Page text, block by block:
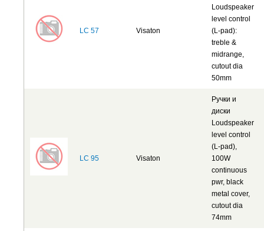
LC 57 Visaton
Loudspeaker
level control
(L-pad):
treble &
midrange,
cutout dia
50mm
LC 95 Visaton
Ручки и
диски
Loudspeaker
level control
(L-pad),
100W
continuous
pwr, black
metal cover,
cutout dia
74mm